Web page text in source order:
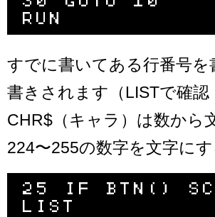
すでに書いてある行番号
書きされます（LISTで確認
CHR$（キャラ）は数から
224〜255の数字を文字に
25 IF BTN()
LIST